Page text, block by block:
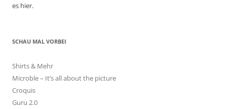
es hier.
SCHAU MAL VORBEI
Shirts & Mehr
Microble – It’s all about the picture
Croquis
Guru 2.0